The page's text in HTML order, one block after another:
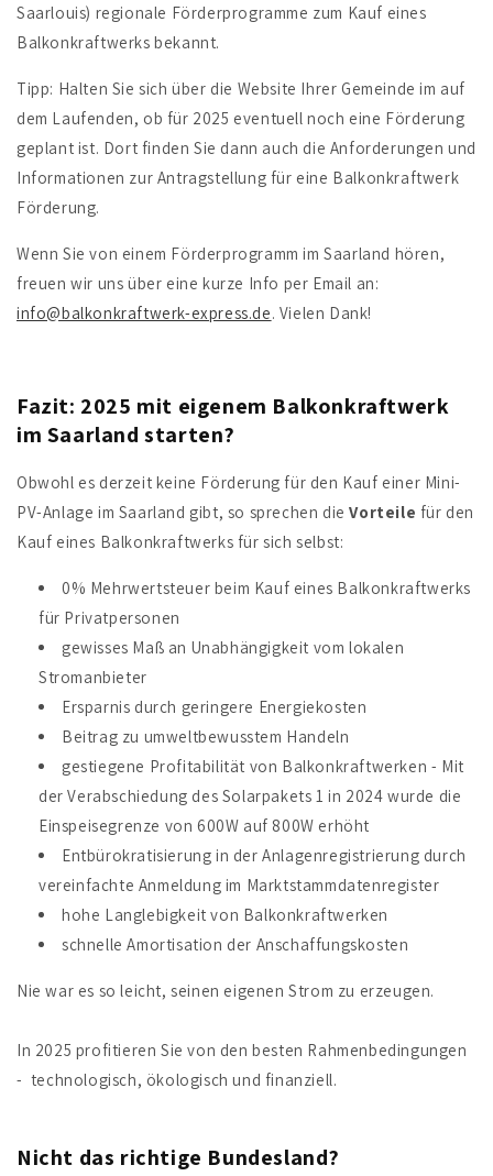
Saarlouis) regionale Förderprogramme zum Kauf eines
Balkonkraftwerks bekannt.
Tipp: Halten Sie sich über die Website Ihrer Gemeinde im auf
dem Laufenden, ob für 2025 eventuell noch eine Förderung
geplant ist. Dort finden Sie dann auch die Anforderungen und
Informationen zur Antragstellung für eine Balkonkraftwerk
Förderung.
Wenn Sie von einem Förderprogramm im Saarland hören,
freuen wir uns über eine kurze Info per Email an:
info@balkonkraftwerk-express.de. Vielen Dank!
Fazit: 2025 mit eigenem Balkonkraftwerk
im Saarland starten?
Obwohl es derzeit keine Förderung für den Kauf einer Mini-
PV-Anlage im Saarland gibt, so sprechen dieVorteile für den
Kauf eines Balkonkraftwerks für sich selbst:
0% Mehrwertsteuer beim Kauf eines Balkonkraftwerks
für Privatpersonen
gewisses Maß an Unabhängigkeit vom lokalen
Stromanbieter
Ersparnis durch geringere Energiekosten
Beitrag zu umweltbewusstem Handeln
gestiegene Profitabilität von Balkonkraftwerken - Mit
der Verabschiedung des Solarpakets 1 in 2024 wurde die
Einspeisegrenze von 600W auf 800W erhöht
Entbürokratisierung in der Anlagenregistrierung durch
vereinfachte Anmeldung im Marktstammdatenregister
hohe Langlebigkeit von Balkonkraftwerken
schnelle Amortisation der Anschaffungskosten
Nie war es so leicht, seinen eigenen Strom zu erzeugen.
In 2025 profitieren Sie von den besten Rahmenbedingungen
- technologisch, ökologisch und finanziell.
Nicht das richtige Bundesland?